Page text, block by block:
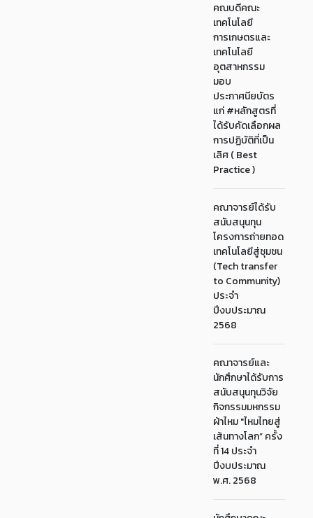
คณบดีคณะ
เทคโนโลยี
การเกษตรและ
เทคโนโลยี
อุตสาหกรรม
มอบ
ประกาศนียบัตร
แก่ #หลักสูตรที่
ได้รับคัดเลือกผล
การปฏิบัติที่เป็น
เลิศ ( Best
Practice )
คณาจารย์ได้รับ
สนับสนุนทุน
โครงการถ่ายทอด
เทคโนโลยีสู่ชุมชน
(Tech transfer
to Community)
ประจำ
ปีงบประมาณ
2568
คณาจารย์และ
นักศึกษาได้รับการ
สนับสนุนทุนวิจัย
กิจกรรมมหกรรม
ผ้าไหม "ไหมไทยสู่
เส้นทางโลก” ครั้ง
ที่ 14 ประจำ
ปีงบประมาณ
พ.ศ. 2568